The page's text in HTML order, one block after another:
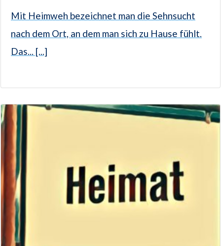
Mit Heimweh bezeichnet man die Sehnsucht
nach dem Ort, an dem man sich zu Hause fühlt.
Das... [...]